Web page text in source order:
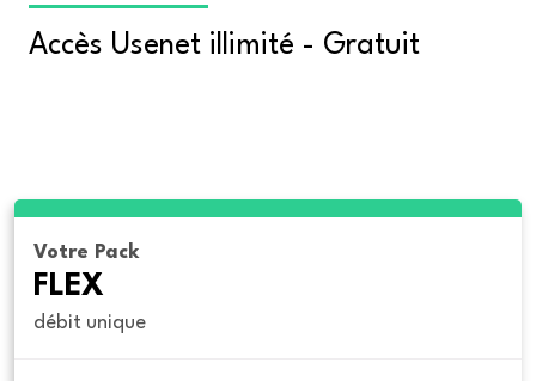
Accès Usenet illimité - Gratuit
Votre Pack
FLEX
débit unique